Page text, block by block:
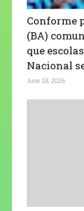
Conforme
(BA)
que
Nacional
June 18, 2026